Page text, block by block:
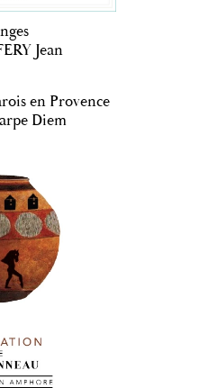
Jean
en Provence
Diem